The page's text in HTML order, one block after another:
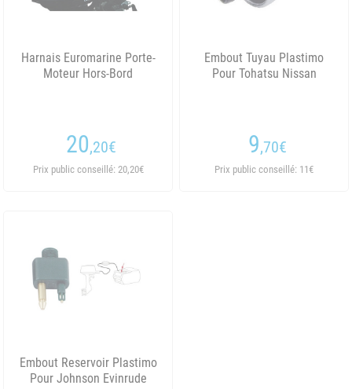
Harnais Euromarine Porte-
Moteur Hors-Bord
20,20€
Prix public conseillé: 20,20€
Embout Tuyau Plastimo
Pour Tohatsu Nissan
9,70€
Prix public conseillé: 11€
Embout Reservoir Plastimo
Pour Johnson Evinrude